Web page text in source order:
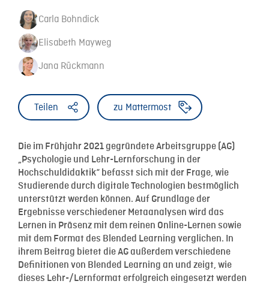
Carla Bohndick
Elisabeth Mayweg
Jana Rückmann
Teilen zu Mattermost
Die im Frühjahr 2021 gegründete Arbeitsgruppe (AG)
„Psychologie und Lehr-Lernforschung in der
Hochschuldidaktik“ befasst sich mit der Frage, wie
Studierende durch digitale Technologien bestmöglich
unterstützt werden können. Auf Grundlage der
Ergebnisse verschiedener Metaanalysen wird das
Lernen in Präsenz mit dem reinen Online-Lernen sowie
mit dem Format des Blended Learning verglichen. In
ihrem Beitrag bietet die AG außerdem verschiedene
Definitionen von Blended Learning an und zeigt, wie
dieses Lehr-/Lernformat erfolgreich eingesetzt werden